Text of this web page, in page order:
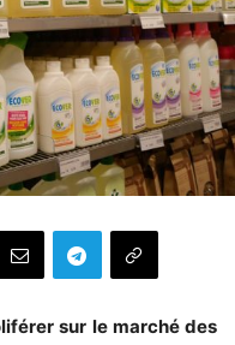
sur le marché des